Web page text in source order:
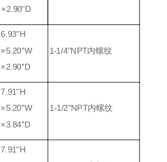
×2.90''D
6.93''H
×5.20''W
×2.90''D
1-1/4''NPT内螺纹
7.91''H
×5.20''W
×3.84''D
1-1/2''NPT内螺纹
7.91''H